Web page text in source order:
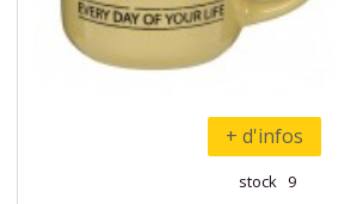
+ d'infos
stock 9